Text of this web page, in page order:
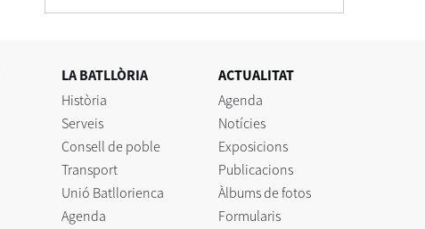
LA BATLLÒRIA
Història
Serveis
Consell de poble
Transport
Unió Batllorienca
Agenda
ACTUALITAT
Agenda
Notícies
Exposicions
Publicacions
Àlbums de fotos
Formularis